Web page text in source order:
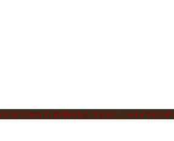
to listen to individual tracks, a selection of